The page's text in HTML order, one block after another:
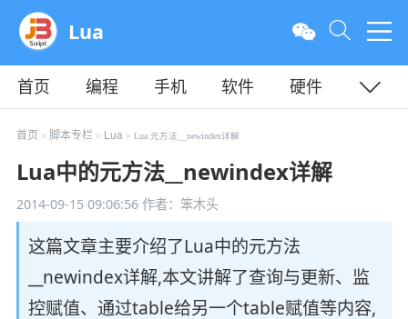
Lua
首页 编程 手机 软件
硬件
教程
平面 服务器
首页 > 脚本专栏> Lua> Lua 元方法__newindex详解
Lua中的元方法__newindex详解
2014-09-15 09:06:56作者：笨木头
这篇文章主要介绍了Lua中的元方法
__newindex详解,本文讲解了查询与更新、监
控赋值、通过table给另一个table赋值等内容,